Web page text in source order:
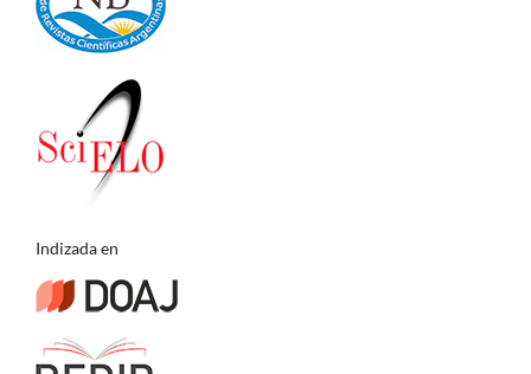
Indizada en